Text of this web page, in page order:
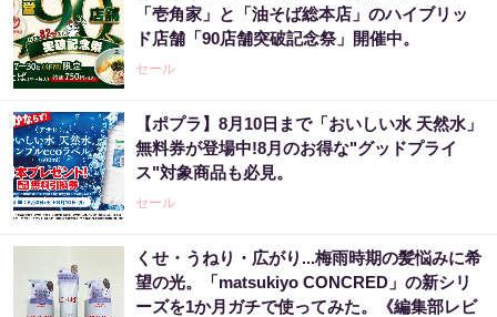
「壱角家」と「油そば総本店」のハイブリッ
ド店舗「90店舗突破記念祭」開催中。
セール
【ポプラ】8月10日まで「おいしい水 天然水」
無料券が登場中!8月のお得な"グッドプライ
ス"対象商品も必見。
セール
くせ・うねり・広がり...梅雨時期の髪悩みに希
望の光。「matsukiyo CONCRED」の新シリ
ーズを1か月ガチで使ってみた。《編集部レビ